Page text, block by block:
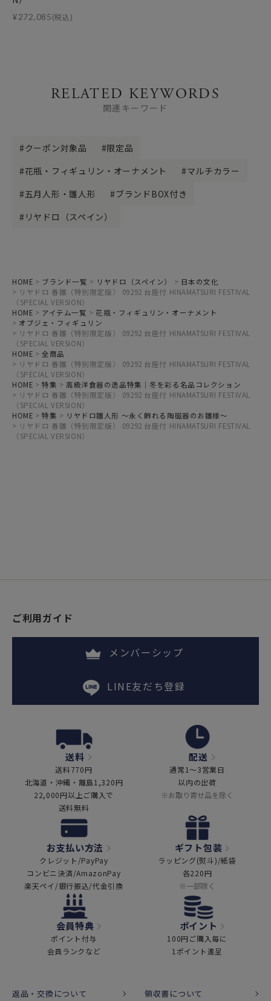
¥272,085(税込)
RELATED KEYWORDS
関連キーワード
クーポン対象品
限定品
花瓶・フィギュリン・オーナメント
マルチカラー
五月人形・雛人形
ブランドBOX付き
リヤドロ（スペイン）
HOME ブランド一覧 リヤドロ（スペイン）
日本の文化
リヤドロ 春雛（特別限定版） 09292 台座付 HINAMATSURI FESTIVAL
（SPECIAL VERSION）
HOME
アイテム一覧
花瓶・フィギュリン・オーナメント
オブジェ・フィギュリン
リヤドロ 春雛（特別限定版） 09292 台座付 HINAMATSURI FESTIVAL
（SPECIAL VERSION）
HOME
全商品
リヤドロ 春雛（特別限定版） 09292 台座付 HINAMATSURI FESTIVAL
（SPECIAL VERSION）
HOME
特集
高級洋食器の逸品特集｜冬を彩る名品コレクション
リヤドロ 春雛（特別限定版） 09292 台座付 HINAMATSURI FESTIVAL
（SPECIAL VERSION）
HOME
特集
リヤドロ雛人形 ～永く飾れる陶磁器のお雛様～
リヤドロ 春雛（特別限定版） 09292 台座付 HINAMATSURI FESTIVAL
（SPECIAL VERSION）
ご利用ガイド
メンバーシップ
LINE友だち登録
送料
送料770円
北海道・沖縄・離島1,320円
22,000円以上ご購入で
送料無料
配送
通常1～3営業日
以内の出荷
※お取り寄せ品を除く
お支払い方法
クレジット/PayPay
コンビニ決済/AmazonPay
楽天ペイ/銀行振込/代金引換
ギフト包装
ラッピング(熨斗)/紙袋
各220円
※一部除く
会員特典
ポイント付与
会員ランクなど
ポイント
100円ご購入毎に
1ポイント進呈
返品・交換について 領収書について